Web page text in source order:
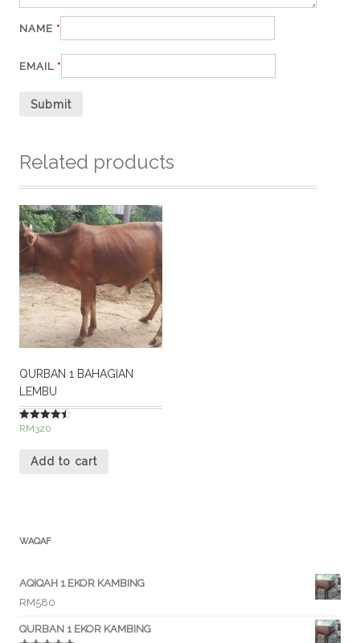
NAME *
EMAIL *
Related products
QURBAN 1 BAHAGIAN
LEMBU
Rated
RM320
Add to cart
WAQAF
AQIQAH 1 EKOR KAMBING
RM580
QURBAN 1 EKOR KAMBING